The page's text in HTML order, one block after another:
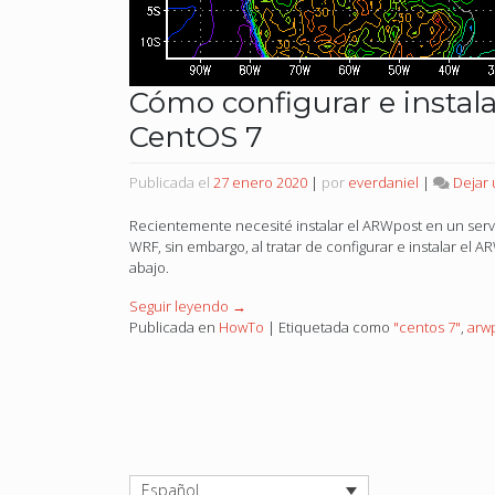
Cómo configurar e
CentOS 7
Publicada el 27 enero 2020 | por everdaniel | Dejar
Recientemente necesité instalar el ARWpost en un
WRF, sin embargo, al tratar de configurar e instalar el
abajo.
Seguir leyendo →
Publicada en HowTo | Etiquetada como "centos 7",
Español